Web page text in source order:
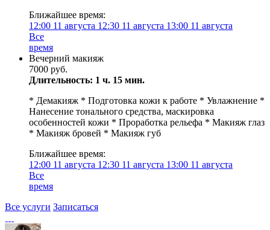
Ближайшее время:
12:00 11 августа 12:30 11 августа 13:00 11 августа
Все
время
Вечерний макияж
7000 руб.
Длительность: 1 ч. 15 мин.
* Демакияж * Подготовка кожи к работе * Увлажнение *
Нанесение тонального средства, маскировка
особенностей кожи * Проработка рельефа * Макияж глаз
* Макияж бровей * Макияж губ
Ближайшее время:
12:00 11 августа 12:30 11 августа 13:00 11 августа
Все
время
Все услуги Записаться